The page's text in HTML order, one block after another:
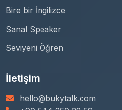
Bire bir İngilizce
Sanal Speaker
Seviyeni Öğren
İletişim
hello@bukytalk.com